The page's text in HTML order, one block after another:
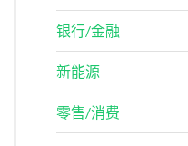
银行/金融
新能源
零售/消费